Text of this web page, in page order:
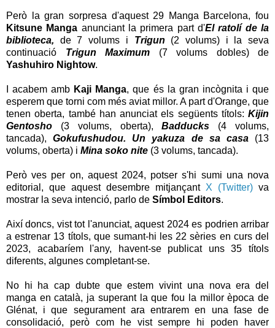
Però la gran sorpresa d'aquest 29 Manga Barcelona, fou
Kitsune Manga anunciant la primera part d'El ratolí de la
biblioteca, de 7 volums i Trigun (2 volums) i la seva
continuació Trigun Maximum (7 volums dobles) de
Yashuhiro Nightow.
I acabem amb Kaji Manga, que és la gran incògnita i que
esperem que torni com més aviat millor. A part d'Orange, que
tenen oberta, també han anunciat els següents títols: Kijin
Gentosho (3 volums, oberta),Badducks (4 volums,
tancada),
Gokufushudou. Un yakuza de sa casa(13
volums, oberta) i Mina soko nite (3 volums, tancada).
Però ves per on, aquest 2024, potser s'hi sumi una nova
editorial, que aquest desembre mitjançant X (Twitter) va
mostrar la seva intenció, parlo de Símbol Editors.
Així doncs, vist tot l'anunciat, aquest 2024 es podrien arribar
a estrenar 13 títols, que sumant-hi les 22 sèries en curs del
2023, acabaríem l'any, havent-se publicat uns 35 títols
diferents, algunes completant-se.
No hi ha cap dubte que estem vivint una nova era del
manga en català, ja superant la que fou la millor època de
Glénat, i que segurament ara entrarem en una fase de
consolidació, però com he vist sempre hi poden haver